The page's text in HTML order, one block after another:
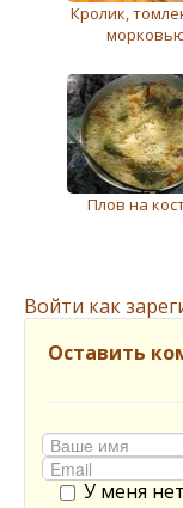
Кролик,
Плов на
Войти как
Оставить
У меня